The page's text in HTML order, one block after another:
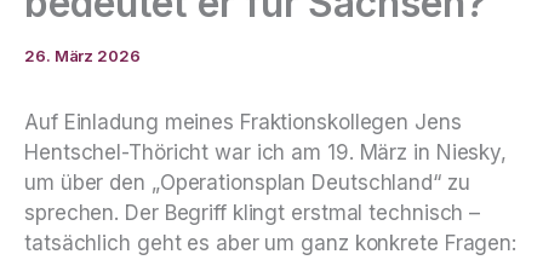
26. März 2026
Auf Einladung meines Fraktionskollegen Jens
Hentschel-Thöricht war ich am 19. März in Niesky,
um über den „Operationsplan Deutschland“ zu
sprechen. Der Begriff klingt erstmal technisch –
tatsächlich geht es aber um ganz konkrete Fragen: